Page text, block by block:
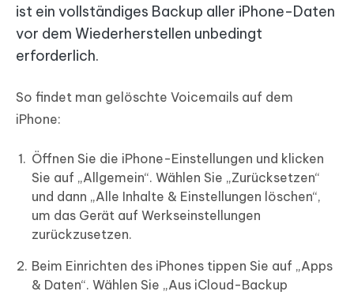
ist ein vollständiges Backup aller iPhone-Daten
vor dem Wiederherstellen unbedingt
erforderlich.
So findet man gelöschte Voicemails auf dem
iPhone:
Öffnen Sie die iPhone-Einstellungen und klicken
Sie auf „Allgemein“. Wählen Sie „Zurücksetzen“
und dann „Alle Inhalte & Einstellungen löschen“,
um das Gerät auf Werkseinstellungen
zurückzusetzen.
Beim Einrichten des iPhones tippen Sie auf „Apps
& Daten“. Wählen Sie „Aus iCloud-Backup